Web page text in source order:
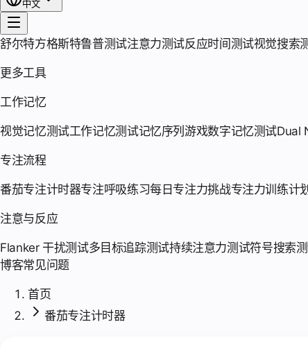
中文
舒尔特方格斯特鲁普测试注意力测试反应时间测试视觉搜索
更多工具
工作记忆
视觉记忆测试工作记忆测试记忆序列游戏数字记忆测试Dual
专注流程
番茄专注计时器专注呼吸练习每日专注力挑战专注力训练计划
注意与反应
Flanker 干扰测试多目标追踪测试持续注意力测试符号搜索
博客常见问题
首页
番茄专注计时器